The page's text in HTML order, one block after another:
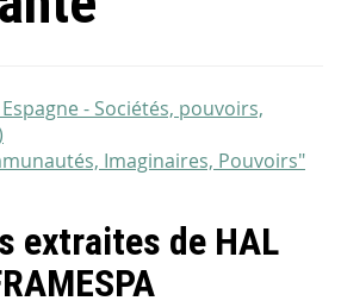
- Sociétés, pouvoirs,
Imaginaires, Pouvoirs"
extraites de HAL